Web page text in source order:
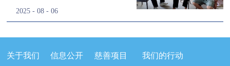
余彭年慈善基金会第四届理事会监事。
徐滨先生当选余彭年慈善基金会第四届
先生依次为新一任理事长徐滨先生及秘
小路弯弯曲曲，两边是繁茂的林木，我
家中。简朴的乡村民居陈设简单，老人
事业的生动体现。随后余彭年慈善基金
光明行动”在内蒙的点点滴滴，并希望
覆盖，加强术后随访与科普宣传，同时
着一份特别的牵挂，走进了一个个普通
曾经被白内障困扰的老人，在接受
发生了怎样的变化。“现在能看清菜苗
2025 - 08 - 06
关于我们 信息公开 慈善项目 我们的行动